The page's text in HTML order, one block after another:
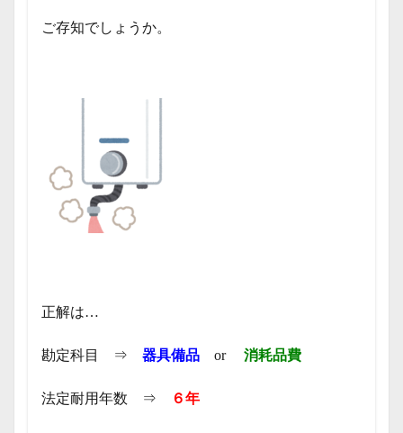
ご存知でしょうか。
正解は…
勘定科目 ⇒ 器具備品 or 消耗品費
法定耐用年数 ⇒ ６年